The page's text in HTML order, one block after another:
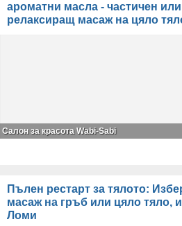
ароматни масла - частичен
релаксиращ масаж на цяло
Салон за красота Wabi-Sabi
Пълен рестарт за тялото:
масаж на гръб или цяло тяло,
Ломи